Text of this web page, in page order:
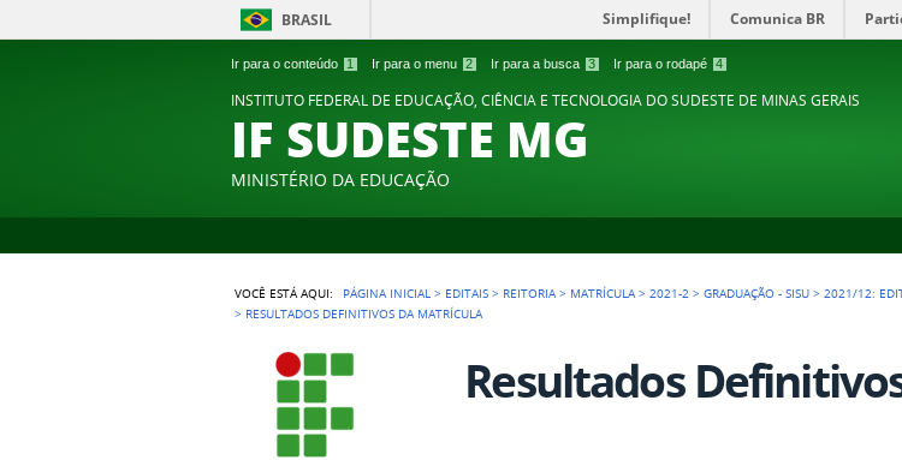
Ir para o conteúdo 1 Ir para o menu 2 Ir para a busca 3 Ir para o rodapé 4
BRASIL Simplifique! Comunica BR
INSTITUTO FEDERAL DE EDUCAÇÃO, CIÊNCIA E TECNOLOGIA DO SUDESTE DE MINAS GERAIS
IF SUDESTE MG
MINISTÉRIO DA EDUCAÇÃO
VOCÊ ESTÁ AQUI: PÁGINA INICIAL > EDITAIS > REITORIA > MATRÍCULA >2021-2 >GRADUAÇÃO - SISU >2021/12:
> RESULTADOS DEFINITIVOS DA MATRÍCULA
Resultados